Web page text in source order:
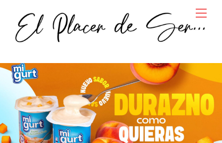
content